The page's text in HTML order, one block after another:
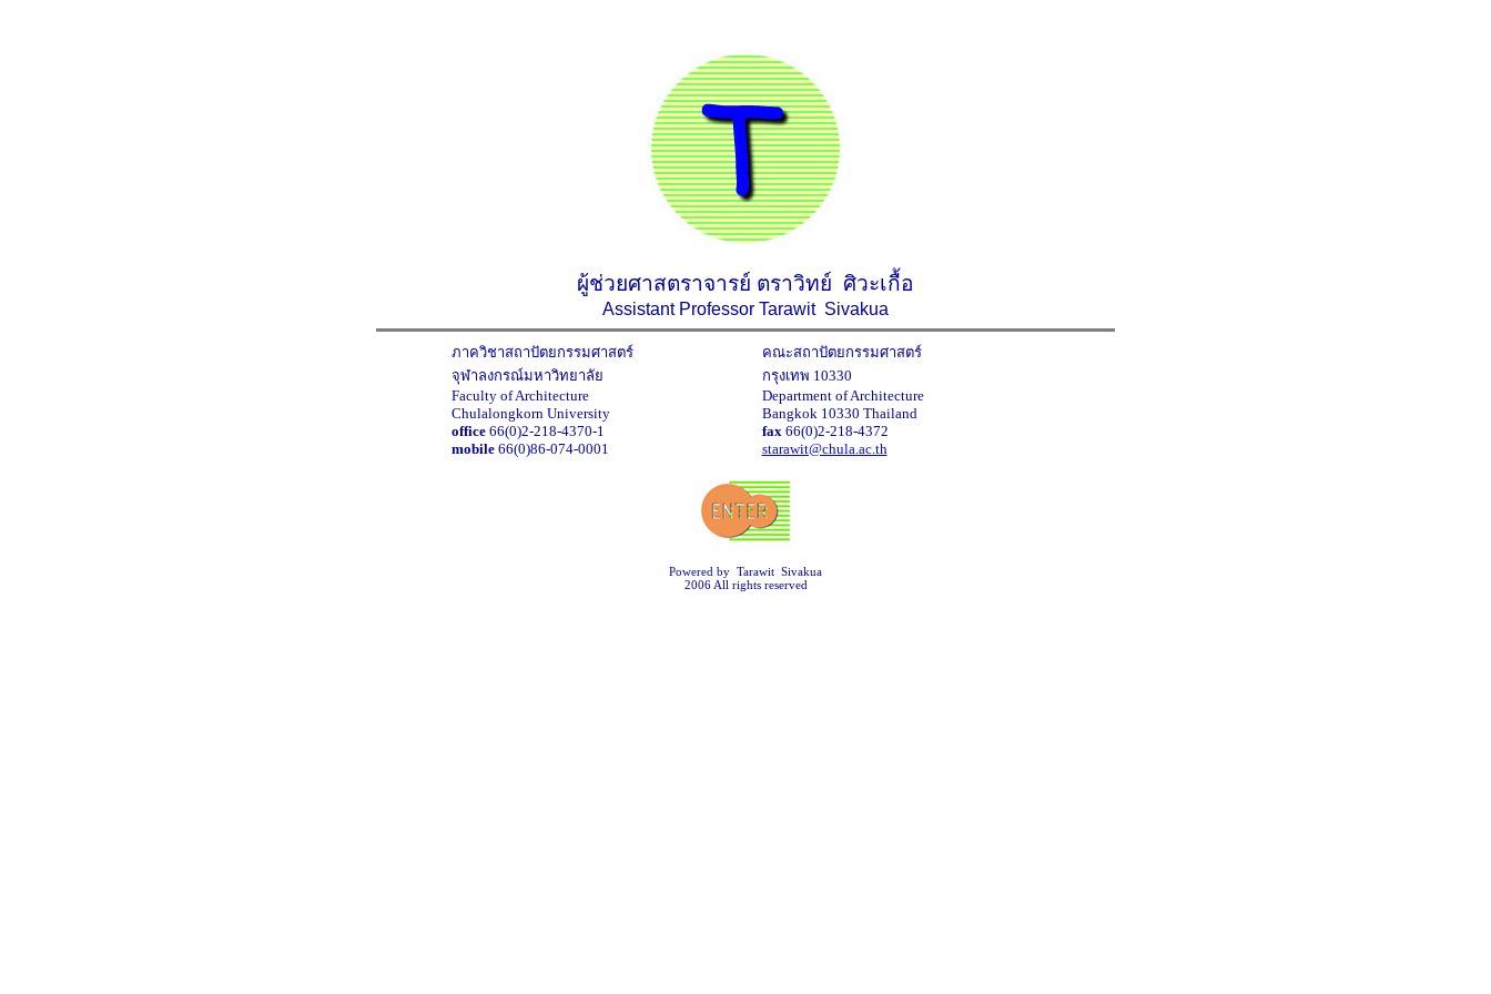
ผู้ช่วยศาสตราจารย์ ตราวิทย์ ศิวะเกื้อ
Assistant Professor Tarawit Sivakua
ภาควิชาสถาปัตยกรรมศาสตร์
คณะสถาปัตยกรรมศาสตร์
จุฬาลงกรณ์มหาวิทยาลัย
กรุงเทพ 10330
Faculty of Architecture
Department of Architecture
Chulalongkorn University
Bangkok 10330 Thailand
office66(0)2-218-4370-1 fax 66(0)2-218-4372
mobile66(0)86-074-0001 starawit@chula.ac.th
Powered by Tarawit Sivakua
2006 All rights reserved